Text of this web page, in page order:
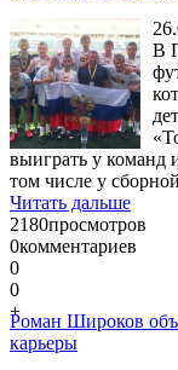
В
выиграть у команд
том числе у
Читать дальше
2180просмотров
0комментариев
0
0
+
Роман Широков
карьеры